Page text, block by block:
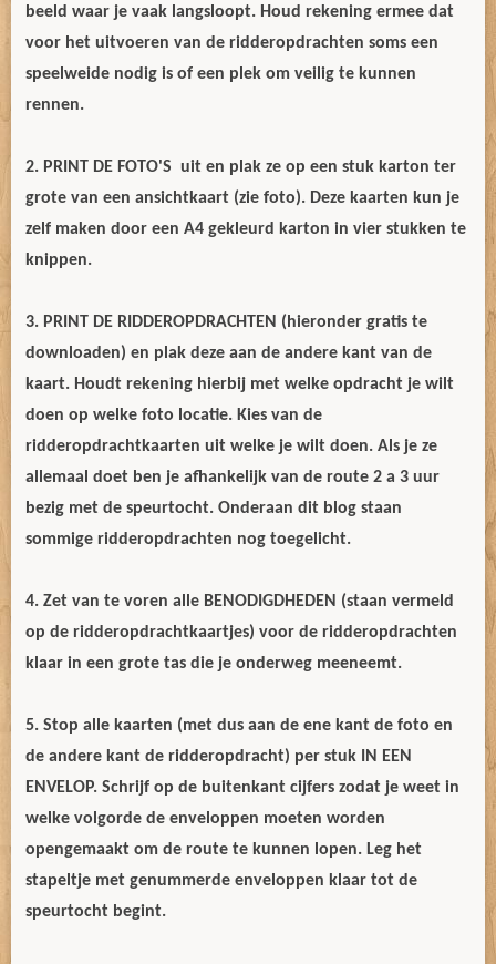
beeld waar je vaak langsloopt. Houd rekening ermee dat
voor het uitvoeren van de ridderopdrachten soms een
speelweide nodig is of een plek om veilig te kunnen
rennen.
2. PRINT DE FOTO'S uit en plak ze op een stuk karton ter
grote van een ansichtkaart (zie foto). Deze kaarten kun je
zelf maken door een A4 gekleurd karton in vier stukken te
knippen.
3. PRINT DE RIDDEROPDRACHTEN (hieronder gratis te
downloaden) en plak deze aan de andere kant van de
kaart. Houdt rekening hierbij met welke opdracht je wilt
doen op welke foto locatie. Kies van de
ridderopdrachtkaarten uit welke je wilt doen. Als je ze
allemaal doet ben je afhankelijk van de route 2 a 3 uur
bezig met de speurtocht. Onderaan dit blog staan
sommige ridderopdrachten nog toegelicht.
4. Zet van te voren alle BENODIGDHEDEN (staan vermeld
op de ridderopdrachtkaartjes) voor de ridderopdrachten
klaar in een grote tas die je onderweg meeneemt.
5. Stop alle kaarten (met dus aan de ene kant de foto en
de andere kant de ridderopdracht) per stuk IN EEN
ENVELOP. Schrijf op de buitenkant cijfers zodat je weet in
welke volgorde de enveloppen moeten worden
opengemaakt om de route te kunnen lopen. Leg het
stapeltje met genummerde enveloppen klaar tot de
speurtocht begint.